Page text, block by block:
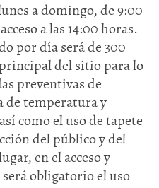
a domingo, de 9:00
a las 14:00 horas.
por día será de 300
del sitio para lo
preventivas de
de temperatura y
como el uso de tapete
del público y del
en el acceso y
obligatorio el uso